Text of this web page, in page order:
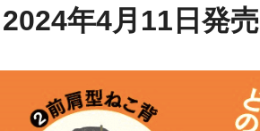
2024年4月11日発売